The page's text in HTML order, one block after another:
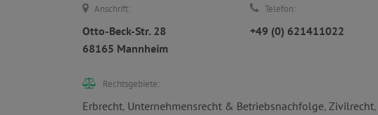
Anschrift:
Otto-Beck-Str. 28
68165 Mannheim
Telefon:
+49 (0) 621411022
Rechtsgebiete:
Erbrecht, Unternehmensrecht & Betriebsnachfolge, Zivilrecht,